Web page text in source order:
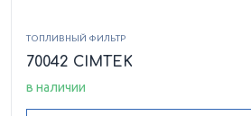
ТОПЛИВНЫЙ ФИЛЬТР
70042 CIMTEK
в наличии